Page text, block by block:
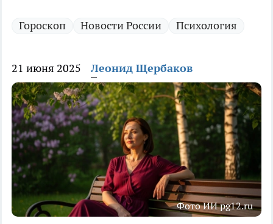
Гороскоп Новости России Психология
21 июня 2025 Леонид Щербаков
Фото ИИ pg12.ru